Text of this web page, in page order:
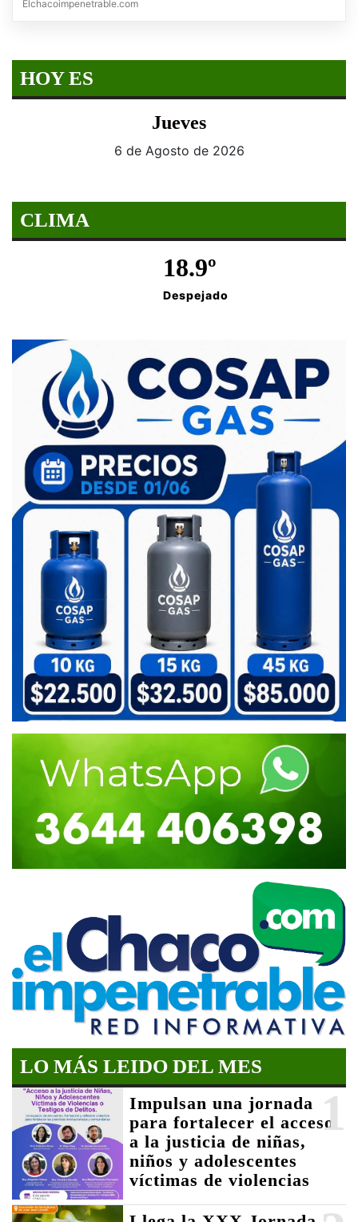
Elchacoimpenetrable.com
HOY ES
Jueves
6 de Agosto de 2026
CLIMA
18.9º
Despejado
LO MÁS LEIDO DEL MES
1
Impulsan una jornada
para fortalecer el acceso
a la justicia de niñas,
niños y adolescentes
víctimas de violencias